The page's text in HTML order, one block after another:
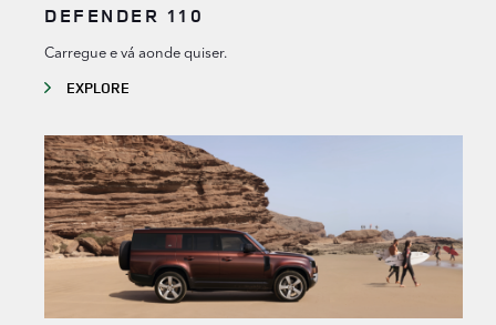
DEFENDER 110
Carregue e vá aonde quiser.
EXPLORE